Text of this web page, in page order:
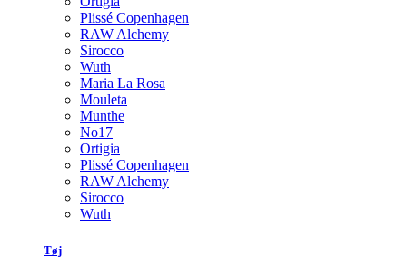
Plissé Copenhagen
RAW Alchemy
Sirocco
Wuth
Maria La Rosa
Mouleta
Munthe
No17
Ortigia
Plissé Copenhagen
RAW Alchemy
Sirocco
Wuth
Tøj